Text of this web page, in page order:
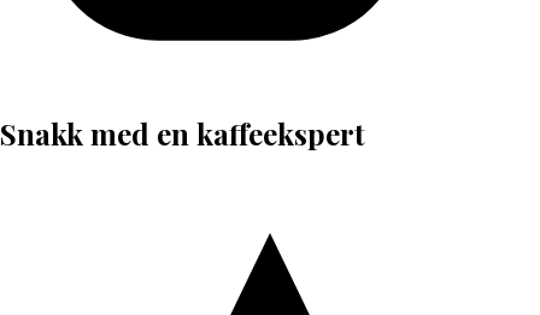
Snakk med en kaffeekspert